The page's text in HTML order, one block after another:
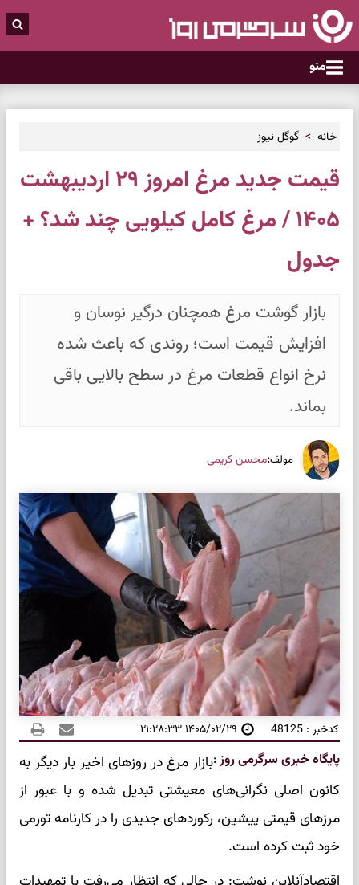
منو
خانه گوگل نیوز
قیمت جدید مرغ امروز ۲۹ اردیبهشت
۱۴۰۵ / مرغ کامل کیلویی چند شد؟ +
جدول
بازار گوشت مرغ همچنان درگیر نوسان و
افزایش قیمت است؛ روندی که باعث شده
نرخ انواع قطعات مرغ در سطح بالایی باقی
بماند.
مولف:محسن کریمی
کدخبر : 48125 ۱۴۰۵/۰۲/۲۹ ۲۱:۲۸:۳۳
پایگاه خبری سرگرمی روز:بازار مرغ در روزهای اخیر بار دیگر به
کانون اصلی نگرانی‌های معیشتی تبدیل شده و با عبور از
مرزهای قیمتی پیشین، رکوردهای جدیدی را در کارنامه تورمی
خود ثبت کرده است.